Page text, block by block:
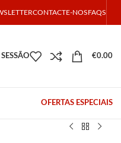
CONTACTE-NOSFAQS
€0.00
OFERTAS ESPECIAIS